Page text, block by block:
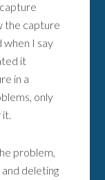
the capture
when I say
it
in a
only
problem,
deleting